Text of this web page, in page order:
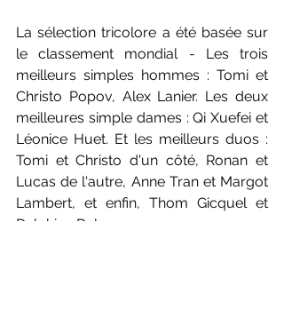
La sélection tricolore a été basée sur
le classement mondial - Les trois
meilleurs simples hommes : Tomi et
Christo Popov, Alex Lanier. Les deux
meilleures simple dames : Qi Xuefei et
Léonice Huet. Et les meilleurs duos :
Tomi et Christo d'un côté, Ronan et
Lucas de l'autre, Anne Tran et Margot
Lambert, et enfin, Thom Gicquel et
Delphine Delrue.